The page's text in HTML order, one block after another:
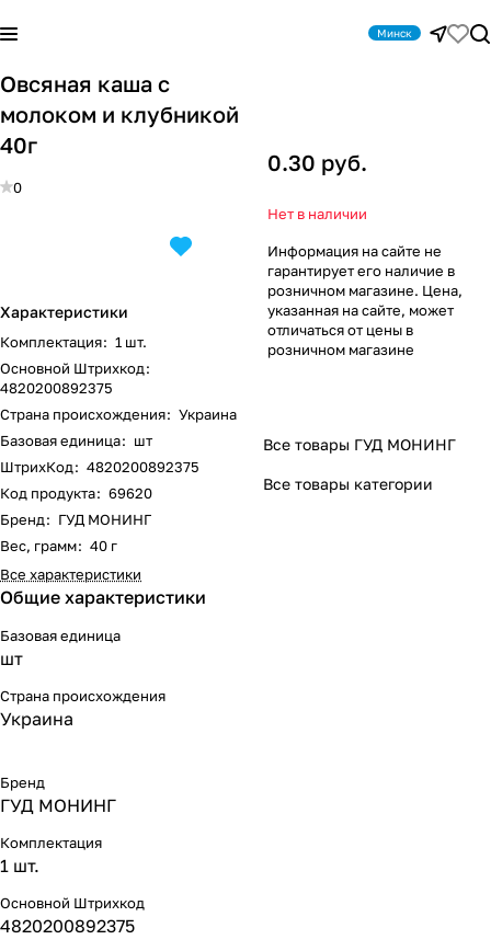
Минск
Овсяная каша с
молоком и клубникой
40г
0
Характеристики
Комплектация: 1 шт.
Основной Штрихкод:
4820200892375
Страна происхождения: Украина
Базовая единица: шт
ШтрихКод: 4820200892375
Код продукта: 69620
Бренд: ГУД МОНИНГ
Вес, грамм: 40 г
Все характеристики
0.30 руб.
Нет в наличии
Информация на сайте не
гарантирует его наличие в
розничном магазине. Цена,
указанная на сайте, может
отличаться от цены в
розничном магазине
Все товары ГУД МОНИНГ
Все товары категории
Общие характеристики
Базовая единица
шт
Страна происхождения
Украина
Бренд
ГУД МОНИНГ
Комплектация
1 шт.
Основной Штрихкод
4820200892375